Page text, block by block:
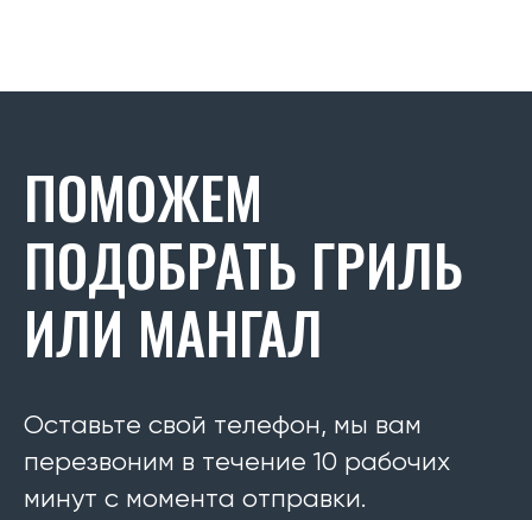
ПОМОЖЕМ
ПОДОБРАТЬ ГРИЛЬ
ИЛИ МАНГАЛ
Оставьте свой телефон, мы вам
перезвоним в течение 10 рабочих
минут с момента отправки.